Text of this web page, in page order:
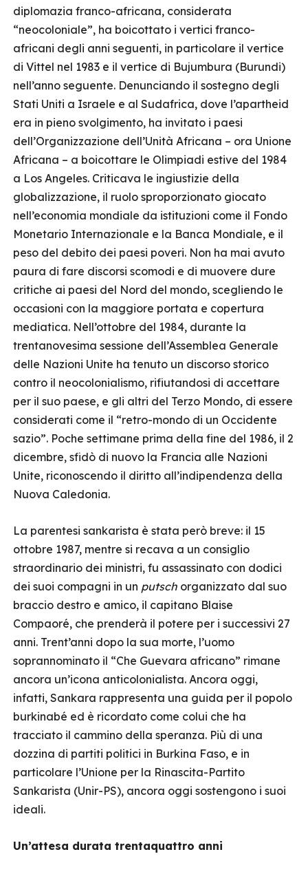
diplomazia franco-africana, considerata
“neocoloniale”, ha boicottato i vertici franco-
africani degli anni seguenti, in particolare il vertice
di Vittel nel 1983 e il vertice di Bujumbura (Burundi)
nell’anno seguente. Denunciando il sostegno degli
Stati Uniti a Israele e al Sudafrica, dove l’apartheid
era in pieno svolgimento, ha invitato i paesi
dell’Organizzazione dell’Unità Africana – ora Unione
Africana – a boicottare le Olimpiadi estive del 1984
a Los Angeles. Criticava le ingiustizie della
globalizzazione, il ruolo sproporzionato giocato
nell’economia mondiale da istituzioni come il Fondo
Monetario Internazionale e la Banca Mondiale, e il
peso del debito dei paesi poveri. Non ha mai avuto
paura di fare discorsi scomodi e di muovere dure
critiche ai paesi del Nord del mondo, scegliendo le
occasioni con la maggiore portata e copertura
mediatica. Nell’ottobre del 1984, durante la
trentanovesima sessione dell’Assemblea Generale
delle Nazioni Unite ha tenuto un discorso storico
contro il neocolonialismo, rifiutandosi di accettare
per il suo paese, e gli altri del Terzo Mondo, di essere
considerati come il “retro-mondo di un Occidente
sazio”. Poche settimane prima della fine del 1986, il 2
dicembre, sfidò di nuovo la Francia alle Nazioni
Unite, riconoscendo il diritto all’indipendenza della
Nuova Caledonia.
La parentesi sankarista è stata però breve: il 15
ottobre 1987, mentre si recava a un consiglio
straordinario dei ministri, fu assassinato con dodici
dei suoi compagni in un putsch organizzato dal suo
braccio destro e amico, il capitano Blaise
Compaoré, che prenderà il potere per i successivi 27
anni. Trent’anni dopo la sua morte, l’uomo
soprannominato il “Che Guevara africano” rimane
ancora un’icona anticolonialista. Ancora oggi,
infatti, Sankara rappresenta una guida per il popolo
burkinabé ed è ricordato come colui che ha
tracciato il cammino della speranza. Più di una
dozzina di partiti politici in Burkina Faso, e in
particolare l’Unione per la Rinascita-Partito
Sankarista (Unir-PS), ancora oggi sostengono i suoi
ideali.
Un’attesa durata trentaquattro anni